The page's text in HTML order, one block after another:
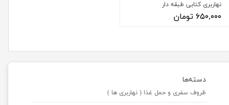
دسته‌ها
ظروف سفری و حمل غذا ( نهاربری ها )
نهاربری کتابی طبقه دار
۶۵۰,۰۰۰ تومان